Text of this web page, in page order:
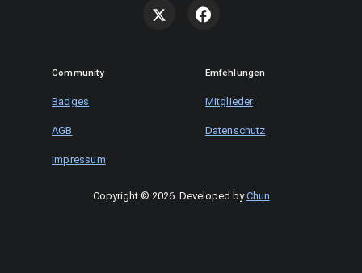
Community Emfehlungen
Badges Mitglieder
AGB Datenschutz
Impressum
Copyright © 2026. Developed byChun